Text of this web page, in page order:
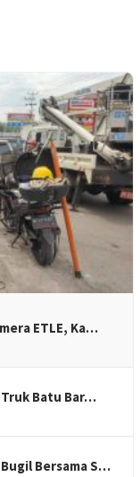
ETLE, Ka…
Truk Batu Bar…
Bersama S…